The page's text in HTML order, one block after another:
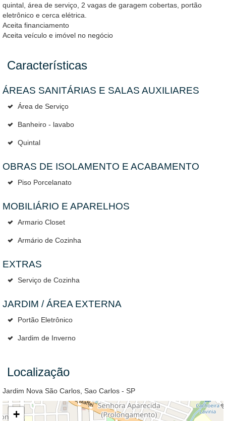
quintal, área de serviço, 2 vagas de garagem cobertas, portão
eletrônico e cerca elétrica.
Aceita financiamento
Aceita veículo e imóvel no negócio
Características
ÁREAS SANITÁRIAS E SALAS AUXILIARES
Área de Serviço
Banheiro - lavabo
Quintal
OBRAS DE ISOLAMENTO E ACABAMENTO
Piso Porcelanato
MOBILIÁRIO E APARELHOS
Armario Closet
Armário de Cozinha
EXTRAS
Serviço de Cozinha
JARDIM / ÁREA EXTERNA
Portão Eletrônico
Jardim de Inverno
Localização
Jardim Nova São Carlos, Sao Carlos - SP
+